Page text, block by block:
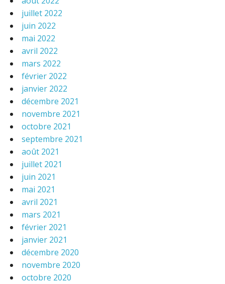
juillet 2022
juin 2022
mai 2022
avril 2022
mars 2022
février 2022
janvier 2022
décembre 2021
novembre 2021
octobre 2021
septembre 2021
août 2021
juillet 2021
juin 2021
mai 2021
avril 2021
mars 2021
février 2021
janvier 2021
décembre 2020
novembre 2020
octobre 2020